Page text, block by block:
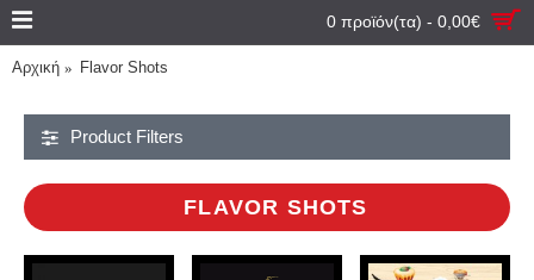
0 προϊόν(τα) - 0,00€
Αρχική Flavor Shots
Product Filters
FLAVOR SHOTS